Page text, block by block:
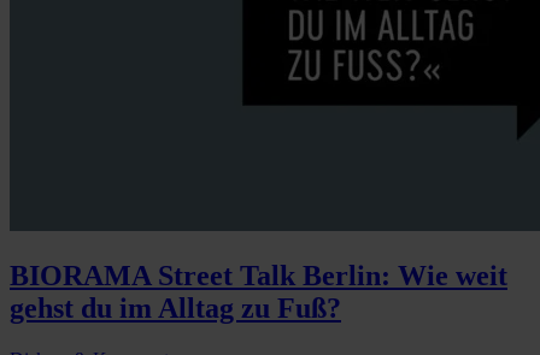
BIORAMA Street Talk Berlin: Wie weit
gehst du im Alltag zu Fuß?